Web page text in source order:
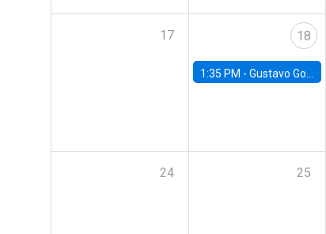
17 18
1:35 PM - Gustavo González, Banco Central de Chile
24 25